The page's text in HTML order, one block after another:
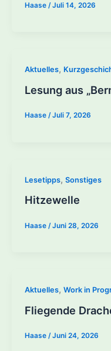
Haase /Juli 14, 2026
Aktuelles,
Lesung aus
Haase /Juli 7, 2026
Lesetipps, Sonstiges
Hitzewelle
Haase /Juni 28, 2026
Aktuelles, Work in
Fliegende
Haase /Juni 24, 2026